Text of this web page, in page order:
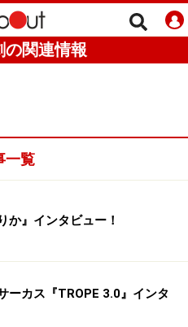
の関連情報
一覧
か』インタビュー！
ーカス『TROPE 3.0』インタ